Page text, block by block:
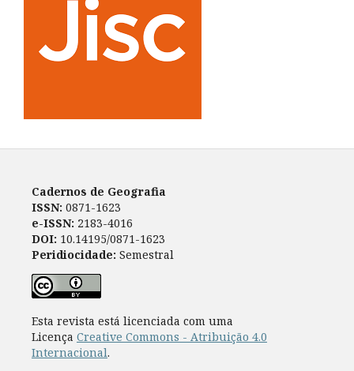
Cadernos de Geografia
ISSN: 0871-1623
e-ISSN: 2183-4016
DOI: 10.14195/0871-1623
Peridiocidade: Semestral
Esta revista está licenciada com uma
Licença Creative Commons - Atribuição 4.0
Internacional.